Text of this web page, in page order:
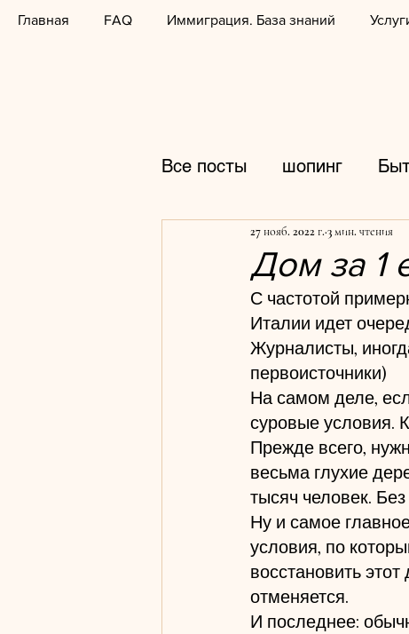
Все посты шопинг
распродажи фотограф
горнолыжные курорты
кулинария школы
законы Италии
Дом за 1
27 нояб. 2022 г. 3 мин. чтения
С частотой
Италии идет
Журналисты,
первоисточники)
На самом деле,
суровые условия.
Прежде всего,
весьма глухие
тысяч человек.
Ну и самое
условия, по
восстановить
отменяется.
И последнее:
Главная FAQ Иммиграция. База знаний